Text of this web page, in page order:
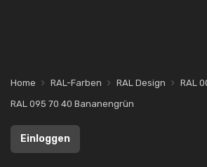
Home RAL-Farben RAL Design
RAL
RAL 095 70 40 Bananengrün
Einloggen